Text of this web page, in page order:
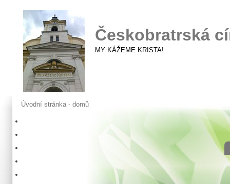
Českobratrská
MY KÁŽEME KRISTA!
Úvodní stránka - domů